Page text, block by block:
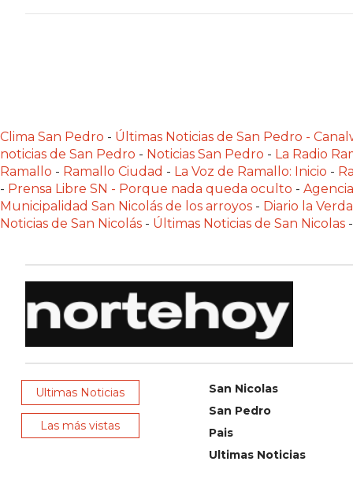
NOTICIAS
NOTICIAS
DE
ZÁRATE
NOTICIAS
DE
EXALTACIÓN
CRUZ
AIRES)
EL
MEJOR
Clima San Pedro - Últimas Noticias de San Pedro -
noticias de San Pedro - Noticias San Pedro - La Radio
Ramallo - Ramallo Ciudad - La Voz de Ramallo: Inicio -
- Prensa Libre SN - Porque nada queda oculto -
Municipalidad San Nicolás de los arroyos - Diario la
Noticias de San Nicolás - Últimas Noticias de San Nicolas -
Ultimas Noticias
Las más vistas
San Nicolas
San Pedro
Pais
Ultimas Noticias